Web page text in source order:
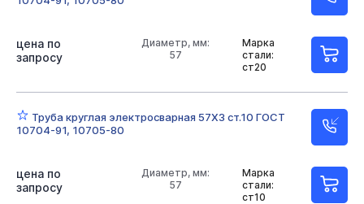
Неоцинкованные
57х3 ОЦ 76х3,5 89х4
159х6
219х8
Марка
стали:
ст20
Диаметр, мм:
57
цена по
запросу
Труба круглая электросварная 57Х3 ст.10 ГОСТ
10704-91, 10705-80
Марка
стали:
ст10
Диаметр, мм:
57
цена по
запросу